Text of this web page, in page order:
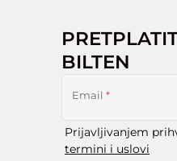
BILTEN
Email *
Prijavljivanjem
termini i uslovi